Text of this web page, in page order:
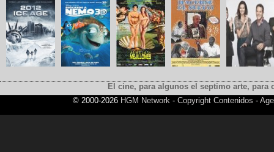
El cine, para algunos el septimo arte,
© 2000-2026 HGM Network - Copyright Contenidos -